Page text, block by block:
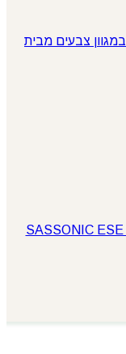
מחליק C3 ופן מקצועי ARC 2400 במגוון צבעים מבית